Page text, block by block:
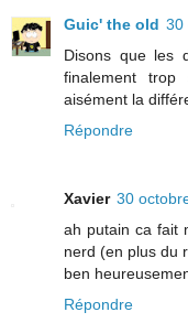
Guic' the old 30
Disons que les
finalement
aisément la
Répondre
Xavier 30
ah putain ca fait
nerd (en plus du
ben
Répondre